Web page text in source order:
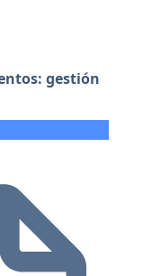
gestión